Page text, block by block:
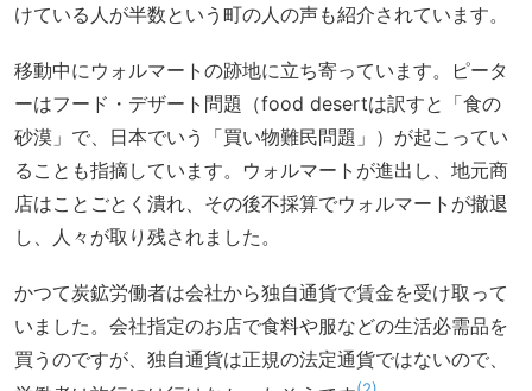
けている人が半数という町の人の声も紹介されています。
移動中にウォルマートの跡地に立ち寄っています。ピータ
ーはフード・デザート問題（food desertは訳すと「食の
砂漠」で、日本でいう「買い物難民問題」）が起こってい
ることも指摘しています。ウォルマートが進出し、地元商
店はことごとく潰れ、その後不採算でウォルマートが撤退
し、人々が取り残されました。
かつて炭鉱労働者は会社から独自通貨で賃金を受け取って
いました。会社指定のお店で食料や服などの生活必需品を
買うのですが、独自通貨は正規の法定通貨ではないので、